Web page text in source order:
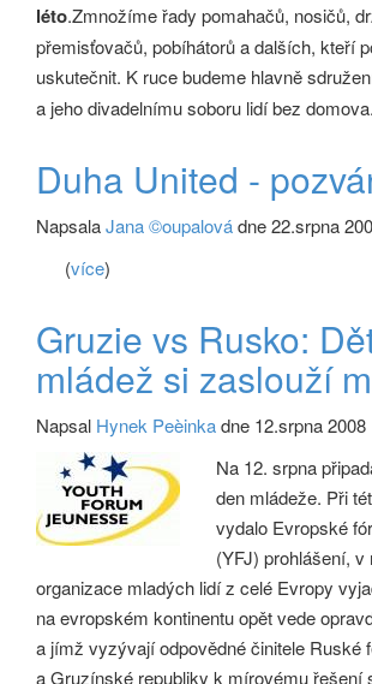
léto.Zmnožíme řady pomahačů, nosičů,
přemisťovačů, pobíhátorů a dalších, kteří
uskutečnit. K ruce budeme hlavně
a jeho divadelnímu soboru lidí bez domova.
Duha United -
NapsalaJana ©oupalovádne 22.srpna
(více)
Gruzie vs Rusko:
mládež si zaslouží
Napsal Hynek Peèinkadne 12.srpna 2008
Na 12. srpna
den mládeže. Při
vydalo Evropské
(YFJ) prohlášení, v
organizace mladých lidí z celé Evropy
na evropském kontinentu opět vede
a jímž vyzývají odpovědné činitele Ruské
a Gruzínské republiky k mírovému řešení